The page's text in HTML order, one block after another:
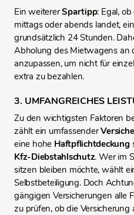
Ein weitererSpartipp: Egal,
mittags oder abends landet,
grundsätzlich 24 Stunden.
Abholung des Mietwagens an
anzupassen, um nicht für
extra zu bezahlen.
3. UMFANGREICHES
Zu den wichtigsten Faktoren
zählt ein umfassender
eine hohe Haftpflichtdeckung
Kfz-Diebstahlschutz. Wer im
sitzen bleiben möchte, wählt
Selbstbeteiligung. Doch
gängigen Versicherungen alle
zu prüfen, ob die Versicherung